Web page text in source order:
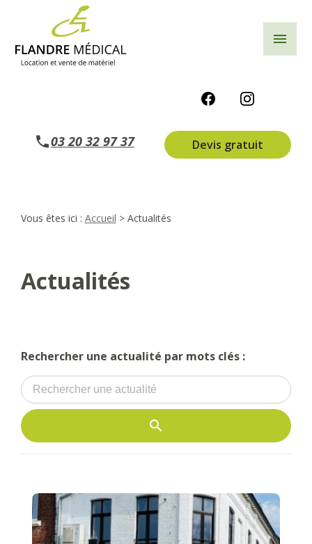
menu
03 20 32 97 37 Devis gratuit
Vous êtes ici : Accueil > Actualités
Actualités
Rechercher une actualité par mots clés :
Panneau de gestion des cookies